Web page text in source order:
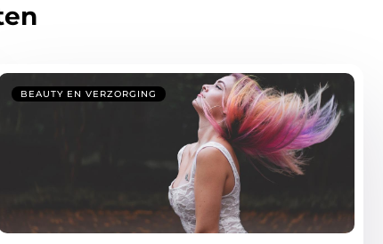
BEAUTY EN VERZORGING